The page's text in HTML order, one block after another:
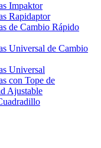
Impaktor
Rapidaptor
de Cambio Rápido
Universal de Cambio
Universal
con Tope de
Ajustable